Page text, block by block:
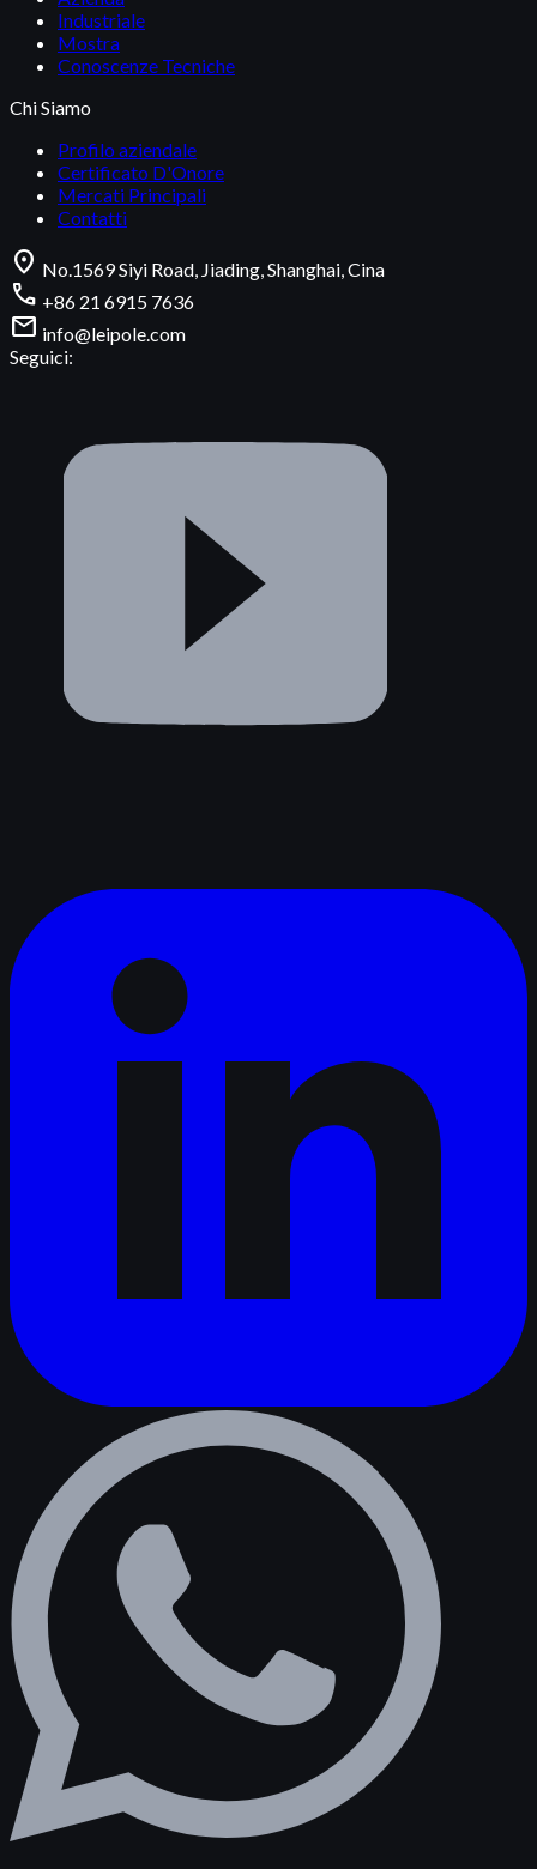
Industriale
Mostra
Conoscenze Tecniche
Chi Siamo
Profilo aziendale
Certificato D'Onore
Mercati Principali
Contatti
location_on No.1569 Siyi Road, Jiading, Shanghai, Cina
call +86 21 6915 7636
mail info@leipole.com
Seguici: